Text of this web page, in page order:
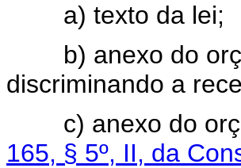
a) texto da lei;
b) anexo do
discriminando a
c) anexo do
165, § 5º, II, da